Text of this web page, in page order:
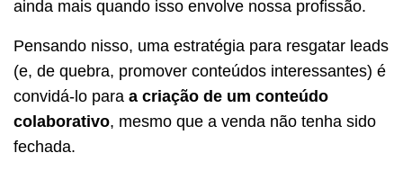
ainda mais quando isso envolve nossa profissão.
Pensando nisso, uma estratégia para resgatar leads
(e, de quebra, promover conteúdos interessantes) é
convidá-lo para a criação de um conteúdo
colaborativo, mesmo que a venda não tenha sido
fechada.